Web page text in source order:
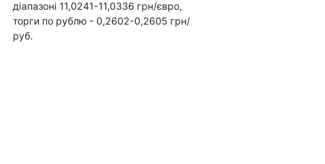
діапазоні 11,0241-11,0336 грн/євро,
торги по рублю - 0,2602-0,2605 грн/
руб.